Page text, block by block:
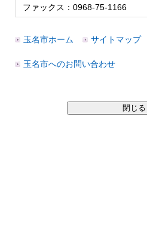
ファックス：0968-75-1166
玉名市ホーム サイトマップ
玉名市へのお問い合わせ